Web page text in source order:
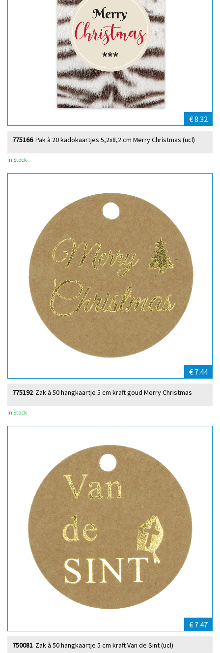
€ 8.32
Pak à 20 kadokaartjes 5,2x8,2 cm Merry Christmas (ucl)
775166
In Stock
€ 7.44
Zak à 50 hangkaartje 5 cm kraft goud Merry Christmas
775192
In Stock
€ 7.47
Zak à 50 hangkaartje 5 cm kraft Van de Sint (ucl)
750081